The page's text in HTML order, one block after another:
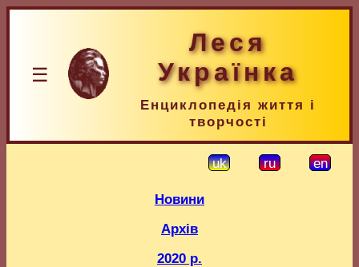
☰
Леся
Українка
Енциклопедія життя і
творчості
uk ru en
Новини
Архів
2020 р.